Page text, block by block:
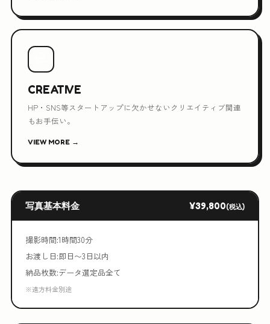
CREATIVE
HP・SNS等スタートアップに欠かせないクリエイティブ関連
もお手伝い。
VIEW MORE →
写真基本料金 ¥39,800(税込)
撮影時間:1時間30分
お渡し日:即日〜3日以内
納品枚数:データ選定品全て
※遠方料金別途